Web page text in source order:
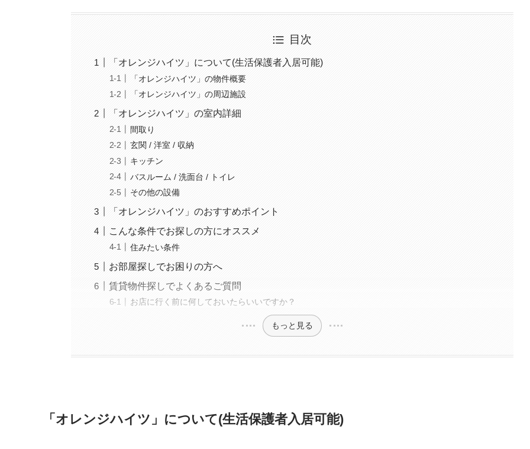
目次
「オレンジハイツ」について(生活保護者入居可能)
「オレンジハイツ」の物件概要
「オレンジハイツ」の周辺施設
「オレンジハイツ」の室内詳細
間取り
玄関 / 洋室 / 収納
キッチン
バスルーム / 洗面台 / トイレ
その他の設備
「オレンジハイツ」のおすすめポイント
こんな条件でお探しの方にオススメ
住みたい条件
お部屋探しでお困りの方へ
賃貸物件探しでよくあるご質問
お店に行く前に何しておいたらいいですか？
もっと見る
「オレンジハイツ」について(生活保護者入居可能)